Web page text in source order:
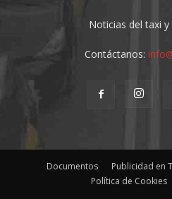
Noticias del taxi
Contáctanos:
Documentos Publicidad en
Política de Cookies